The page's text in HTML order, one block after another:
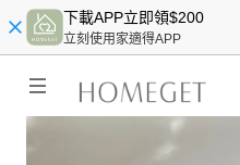
下載APP立即領$200
立刻使用家適得APP